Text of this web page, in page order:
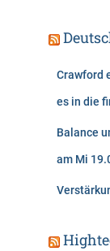
Crawford
es in die
Balance
am Mi